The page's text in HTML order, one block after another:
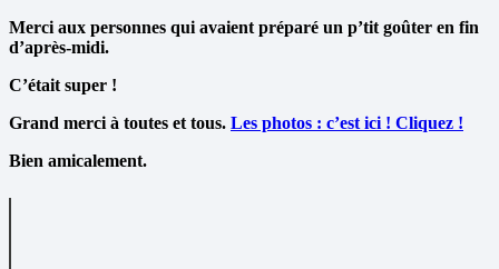
Merci aux personnes qui avaient préparé un p’tit goûter en fin
d’après-midi.
C’était super !
Grand merci à toutes et tous. Les photos : c’est ici ! Cliquez !
Bien amicalement.